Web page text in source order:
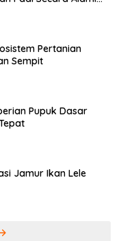
Pertanian
Sempit
Pupuk Dasar
Jamur Ikan Lele